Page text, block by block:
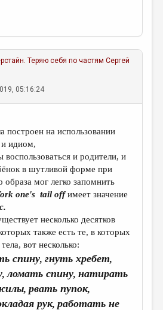
Теряю себя по частям Сергей
05:16:24
построен на использовании
и идиом,
и родители, и
в шутливой форме при
мог легко запомнить
one's tail off имеет значение
несколько десятков
также есть те, в которых
вот несколько:
спину,гнуть хребет,
,ломать спину,натирать
,рвать пупок,
рук,работать не